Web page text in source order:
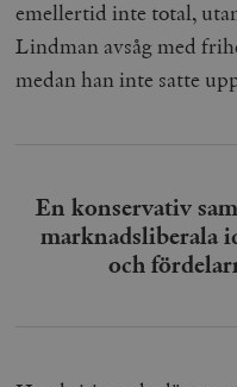
emellertid inte total,
Lindman avsåg med
medan han inte satte
En konservativ
marknadsliberala
och